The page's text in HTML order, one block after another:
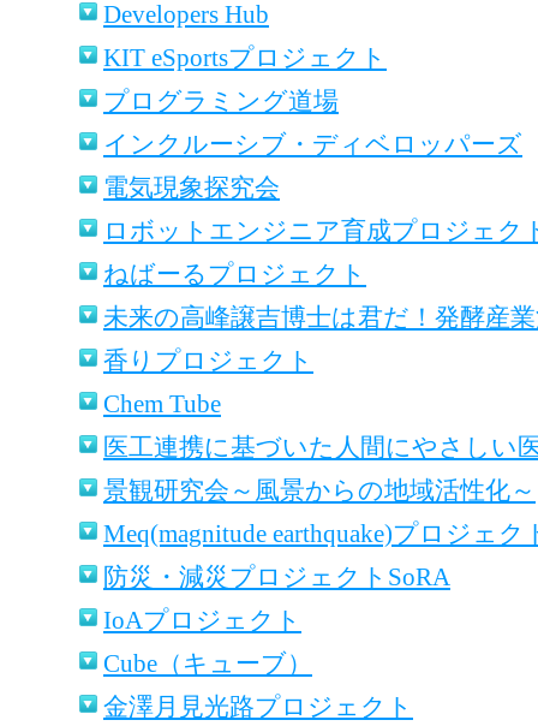
Developers Hub
KIT eSportsプロジェクト
プログラミング道場
インクルーシブ・ディベロッパーズ
電気現象探究会
ロボットエンジニア育成プロジェク
ねばーるプロジェクト
未来の高峰譲吉博士は君だ！発酵産
香りプロジェクト
Chem Tube
医工連携に基づいた人間にやさしい
景観研究会～風景からの地域活性化～
Meq(magnitude earthquake)プロジェク
防災・減災プロジェクトSoRA
IoAプロジェクト
Cube（キューブ）
金澤月見光路プロジェクト